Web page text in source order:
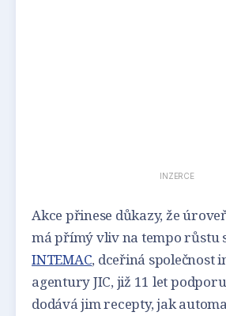
INZERCE
Akce přinese důkazy, že
má přímý vliv na tempo růstu
INTEMAC, dceřiná společnost
agentury JIC, již 11 let
dodává jim recepty, jak